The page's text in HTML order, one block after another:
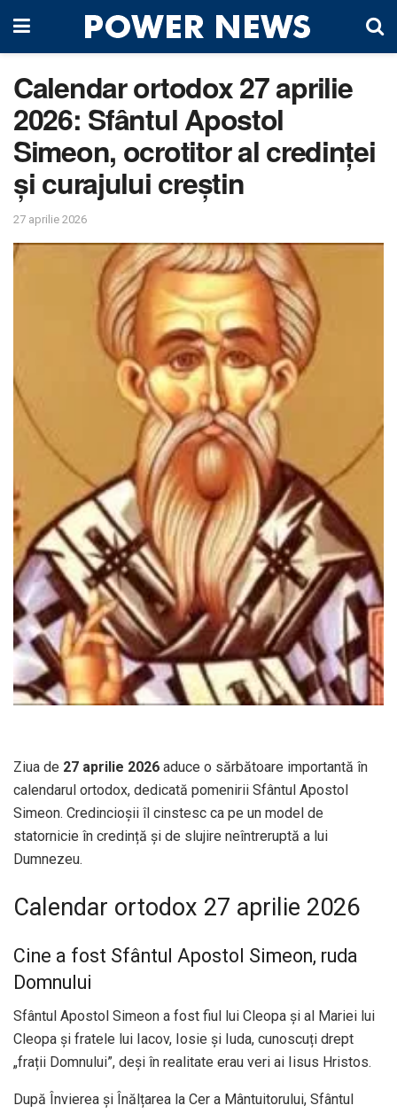
Calendar ortodox 27 aprilie
2026: Sfântul Apostol
Simeon, ocrotitor al credinței
și curajului creștin
27 aprilie 2026
Ziua de 27 aprilie 2026 aduce o sărbătoare importantă în
calendarul ortodox, dedicată pomenirii Sfântul Apostol
Simeon. Credincioșii îl cinstesc ca pe un model de
statornicie în credință și de slujire neîntreruptă a lui
Dumnezeu.
Calendar ortodox 27 aprilie 2026
Cine a fost Sfântul Apostol Simeon, ruda
Domnului
Sfântul Apostol Simeon a fost fiul lui Cleopa și al Mariei lui
Cleopa și fratele lui Iacov, Iosie și Iuda, cunoscuți drept
„frații Domnului”, deși în realitate erau veri ai Iisus Hristos.
După Învierea și Înălțarea la Cer a Mântuitorului, Sfântul